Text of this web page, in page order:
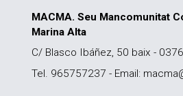
MACMA. Seu Mancomunitat
Marina Alta
C/ Blasco Ibáñez, 50 baix -
Tel. 965757237 - Email: